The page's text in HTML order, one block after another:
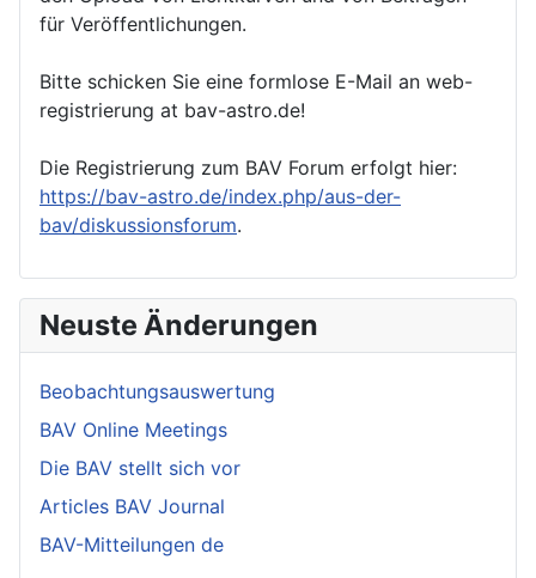
für Veröffentlichungen.
Bitte schicken Sie eine formlose E-Mail an web-
registrierung at bav-astro.de!
Die Registrierung zum BAV Forum erfolgt hier:
https://bav-astro.de/index.php/aus-der-
bav/diskussionsforum.
Neuste Änderungen
Beobachtungsauswertung
BAV Online Meetings
Die BAV stellt sich vor
Articles BAV Journal
BAV-Mitteilungen de